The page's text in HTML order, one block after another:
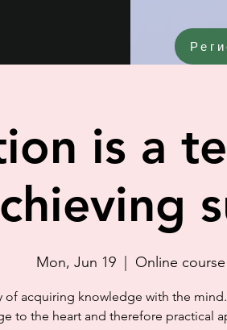
is a
Mon, Jun 19
  |
Online course
of acquiring knowledge with the
to the heart and therefore practical